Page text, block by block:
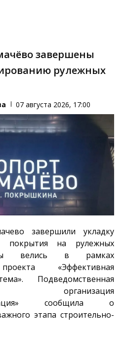
завершены
рулежных
07 августа 2026, 17:00
завершили укладку
покрытия на рулежных
велись в рамках
«Эффективная
Подведомственная
организация
сообщила о
этапа строительно-